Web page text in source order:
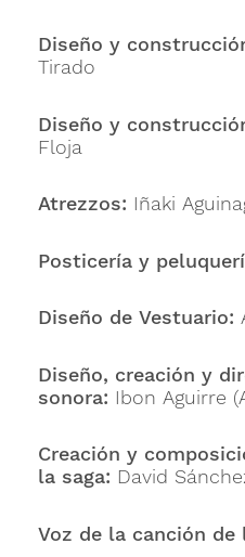
Diseño y
Tirado
Diseño y
Floja
Atrezzos: Iñaki
Posticería y
Diseño de Vestuario:
Diseño, creación y
sonora: Ibon Aguirre
Creación y
la saga: David
Voz de la canción de